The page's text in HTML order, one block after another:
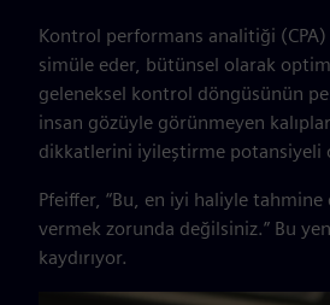
Kontrol performans analitiği
simüle eder, bütünsel olarak
geleneksel kontrol döngüsünün
insan gözüyle görünmeyen
dikkatlerini iyileştirme potansiyeli
Pfeiffer, “Bu, en iyi haliyle tahmine
vermek zorunda değilsiniz.” Bu
kaydırıyor.